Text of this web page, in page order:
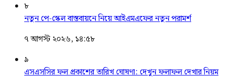
৮
নতুন পে-স্কেল বাস্তবায়নে নিয়ে আইএমএফের নতুন পরামর্শ
৭ আগস্ট ২০২৬, ১৪:৫৮
৯
এসএসসির ফল প্রকাশের তারিখ ঘোষণা: দেখুন ফলাফল দেখার নিয়ম